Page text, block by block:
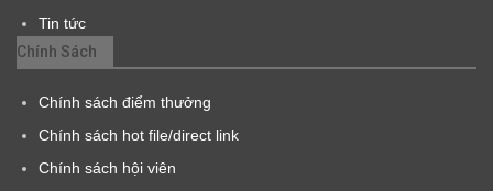
Tin tức
Chính Sách
Chính sách điểm thưởng
Chính sách hot file/direct link
Chính sách hội viên